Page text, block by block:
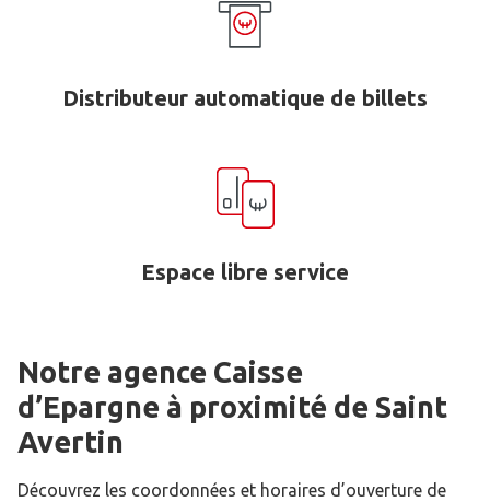
Distributeur automatique de billets
Espace libre service
Notre agence Caisse
d’Epargne à proximité de Saint
Avertin
Découvrez les coordonnées et horaires d’ouverture de